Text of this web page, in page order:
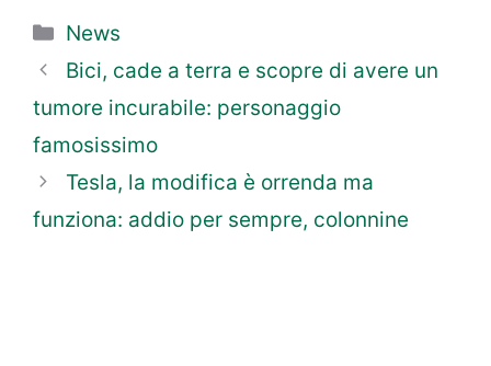
Categorie
News
Bici, cade a terra e scopre di avere un
tumore incurabile: personaggio
famosissimo
Tesla, la modifica è orrenda ma
funziona: addio per sempre, colonnine